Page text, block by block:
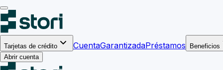
Tarjetas de crédito CuentaGarantizadaPréstamos Beneficios
Abrir cuenta